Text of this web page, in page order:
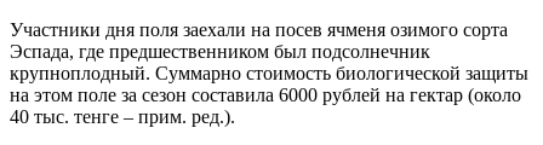
Участники дня поля заехали на посев ячменя озимого сорта
Эспада, где предшественником был подсолнечник
крупноплодный. Суммарно стоимость биологической защиты
на этом поле за сезон составила 6000 рублей на гектар (около
40 тыс. тенге – прим. ред.).